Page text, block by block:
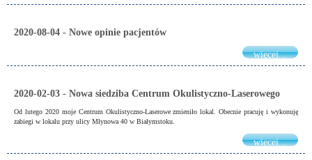
2020-08-04 - Nowe opinie pacjentów
więcej...
2020-02-03 - Nowa siedziba Centrum Okulistyczno-Laserowego
Od lutego 2020 moje Centrum Okulistyczno-Laserowe zmieniło lokal. Obecnie pracuję i wykonuję
zabiegi w lokalu przy ulicy Młynowa 40 w Białymstoku.
więcej...